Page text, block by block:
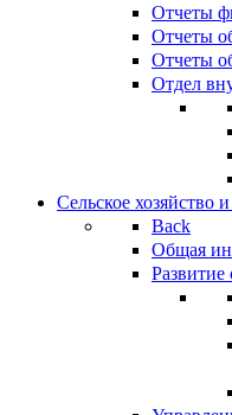
Отчеты
Отчеты
Отчеты
Отдел
Сельское хозяйство
Back
Общая
Развитие